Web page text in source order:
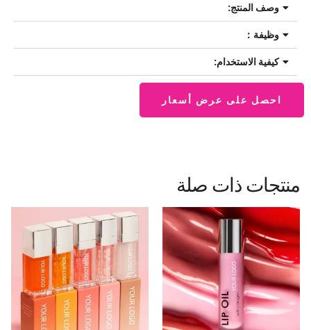
وصف المنتج:
وظيفة：
كيفية الاستخدام:
احصل على عرض أسعار
منتجات ذات صلة